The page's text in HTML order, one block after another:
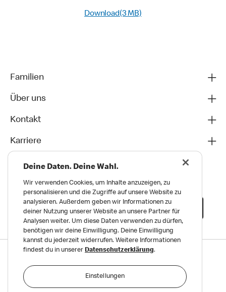
Download(3 MB)
Familien
Über uns
Kontakt
Karriere
Datenschutz
Deine Daten. Deine Wahl.
Wir verwenden Cookies, um Inhalte anzuzeigen, zu
personalisieren und die Zugriffe auf unsere Website zu
analysieren. Außerdem geben wir Informationen zu
deiner Nutzung unserer Website an unsere Partner für
Analysen weiter. Um diese Daten verwenden zu dürfen,
benötigen wir deine Einwilligung. Deine Einwilligung
kannst du jederzeit widerrufen. Weitere Informationen
findest du in unserer Datenschutzerklärung.
Einstellungen